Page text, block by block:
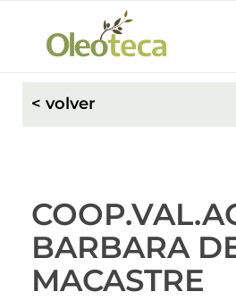
< volver
BARBARA
MACASTRE